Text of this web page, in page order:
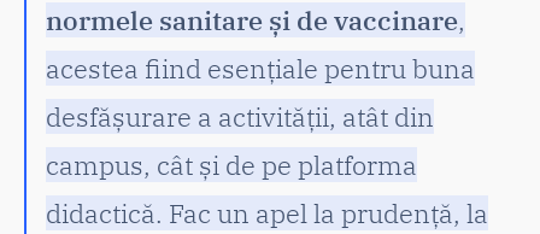
normele sanitare și de vaccinare,
acestea fiind esențiale pentru buna
desfășurare a activității, atât din
campus, cât și de pe platforma
didactică. Fac un apel la prudență, la